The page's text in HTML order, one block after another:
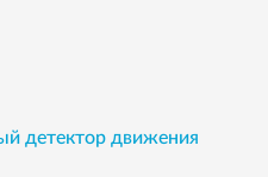
детектор движения